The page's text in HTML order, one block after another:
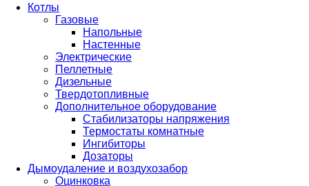
Котлы
Газовые
Напольные
Настенные
Электрические
Пеллетные
Дизельные
Твердотопливные
Дополнительное оборудование
Стабилизаторы напряжения
Термостаты комнатные
Ингибиторы
Дозаторы
Дымоудаление и воздухозабор
Оцинковка